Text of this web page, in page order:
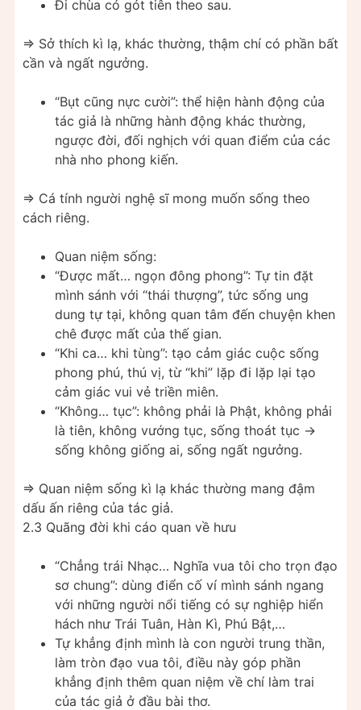
Đi chùa có gót tiên theo sau.
=> Sở thích kì lạ, khác thường, thậm chí có phần bất
cần và ngất ngưởng.
“Bụt cũng nực cười”: thể hiện hành động của
tác giả là những hành động khác thường,
ngược đời, đối nghịch với quan điểm của các
nhà nho phong kiến.
=> Cá tính người nghệ sĩ mong muốn sống theo
cách riêng.
Quan niệm sống:
“Được mất… ngọn đông phong”: Tự tin đặt
mình sánh với “thái thượng”, tức sống ung
dung tự tại, không quan tâm đến chuyện khen
chê được mất của thế gian.
“Khi ca… khi tùng”: tạo cảm giác cuộc sống
phong phú, thú vị, từ “khi” lặp đi lặp lại tạo
cảm giác vui vẻ triền miên.
“Không… tục”: không phải là Phật, không phải
là tiên, không vướng tục, sống thoát tục ->
sống không giống ai, sống ngất ngưởng.
=> Quan niệm sống kì lạ khác thường mang đậm
dấu ấn riêng của tác giả.
2.3 Quãng đời khi cáo quan về hưu
“Chẳng trái Nhạc… Nghĩa vua tôi cho trọn đạo
sơ chung”: dùng điển cố ví mình sánh ngang
với những người nổi tiếng có sự nghiệp hiển
hách như Trái Tuân, Hàn Kì, Phú Bật,…
Tự khẳng định mình là con người trung thần,
làm tròn đạo vua tôi, điều này góp phần
khẳng định thêm quan niệm về chí làm trai
của tác giả ở đầu bài thơ.